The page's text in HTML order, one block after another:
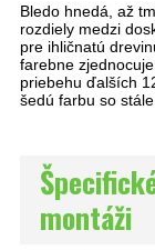
Bledo hnedá, až
rozdiely medzi
pre ihličnatú
farebne
priebehu ďalších
šedú farbu so
montáži